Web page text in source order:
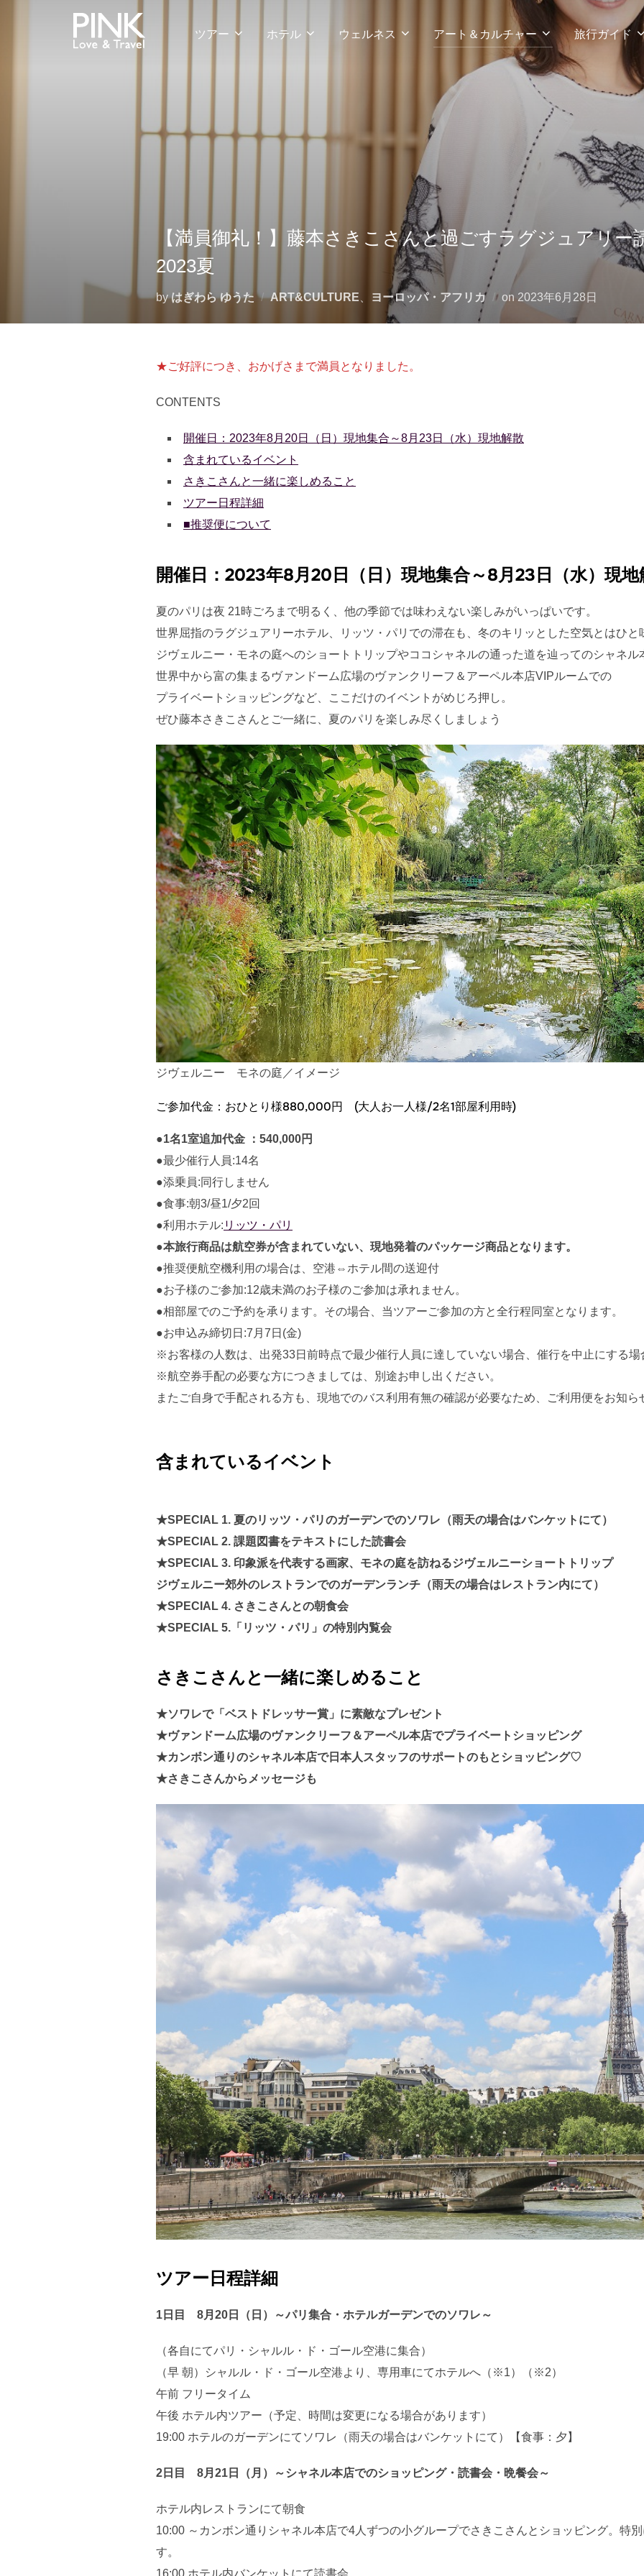
ツアー ホテル ウェルネス アート＆カルチャー 旅行ガイド
【満員御礼！】藤本さきこさんと過ごすラグジュアリ
2023夏
byはぎわら ゆうた ART&CULTURE ヨーロッパ・アフリカ on 投
2023年6月28日
★ご好評につき、おかげさまで満員となりました。
CONTENTS
開催日：2023年8月20日（日）現地集合～8月23日（水）現地解散
含まれているイベント
さきこさんと一緒に楽しめること
ツアー日程詳細
■推奨便について
開催日：2023年8月20日（日）現地集合～8月23日（水）現地
夏のパリは夜 21時ごろまで明るく、他の季節では味わえない楽しみがいっぱいです。
世界屈指のラグジュアリーホテル、リッツ・パリでの滞在も、冬のキリッとした空気とはひと
ジヴェルニー・モネの庭へのショートトリップやココシャネルの通った道を辿ってのシャネル
世界中から富の集まるヴァンドーム広場のヴァンクリーフ＆アーペル本店VIPルームでの
プライベートショッピングなど、ここだけのイベントがめじろ押し。
ぜひ藤本さきこさんとご一緒に、夏のパリを楽しみ尽くしましょう
ジヴェルニー モネの庭／イメージ
ご参加代金：おひとり様880,000円 (大人お一人様/2名1部屋利用時)
●1名1室追加代金 ：540,000円
●最少催行人員:14名
●添乗員:同行しません
●食事:朝3/昼1/夕2回
●利用ホテル: リッツ・パリ
●本旅行商品は航空券が含まれていない、現地発着のパッケージ商品となります。
●推奨便航空機利用の場合は、空港⇔ホテル間の送迎付
●お子様のご参加:12歳未満のお子様のご参加は承れません。
●相部屋でのご予約を承ります。その場合、当ツアーご参加の方と全行程同室となります。
●お申込み締切日:7月7日(金)
※お客様の人数は、出発33日前時点で最少催行人員に達していない場合、催行を中止にする場
※航空券手配の必要な方につきましては、別途お申し出ください。
またご自身で手配される方も、現地でのバス利用有無の確認が必要なため、ご利用便をお知ら
含まれているイベント
★SPECIAL 1. 夏のリッツ・パリのガーデンでのソワレ（雨天の場合はバンケットにて）
★SPECIAL 2. 課題図書をテキストにした読書会
★SPECIAL 3. 印象派を代表する画家、モネの庭を訪ねるジヴェルニーショートトリップ
ジヴェルニー郊外のレストランでのガーデンランチ（雨天の場合はレストラン内にて）
★SPECIAL 4. さきこさんとの朝食会
★SPECIAL 5.「リッツ・パリ」の特別内覧会
さきこさんと一緒に楽しめること
★ソワレで「ベストドレッサー賞」に素敵なプレゼント
★ヴァンドーム広場のヴァンクリーフ＆アーペル本店でプライベートショッピング
★カンボン通りのシャネル本店で日本人スタッフのサポートのもとショッピング♡
★さきこさんからメッセージも
ツアー日程詳細
1日目 8月20日（日）～パリ集合・ホテルガーデンでのソワレ～
（各自にてパリ・シャルル・ド・ゴール空港に集合）
（早 朝）シャルル・ド・ゴール空港より、専用車にてホテルへ（※1）（※2）
午前 フリータイム
午後 ホテル内ツアー（予定、時間は変更になる場合があります）
19:00 ホテルのガーデンにてソワレ（雨天の場合はバンケットにて）【食事：夕】
2日目 8月21日（月）～シャネル本店でのショッピング・読書会・晩餐会～
ホテル内レストランにて朝食
10:00 ～カンボン通りシャネル本店で4人ずつの小グループでさきこさんとショッピング。特
す。
16:00 ホテル内バンケットにて読書会。